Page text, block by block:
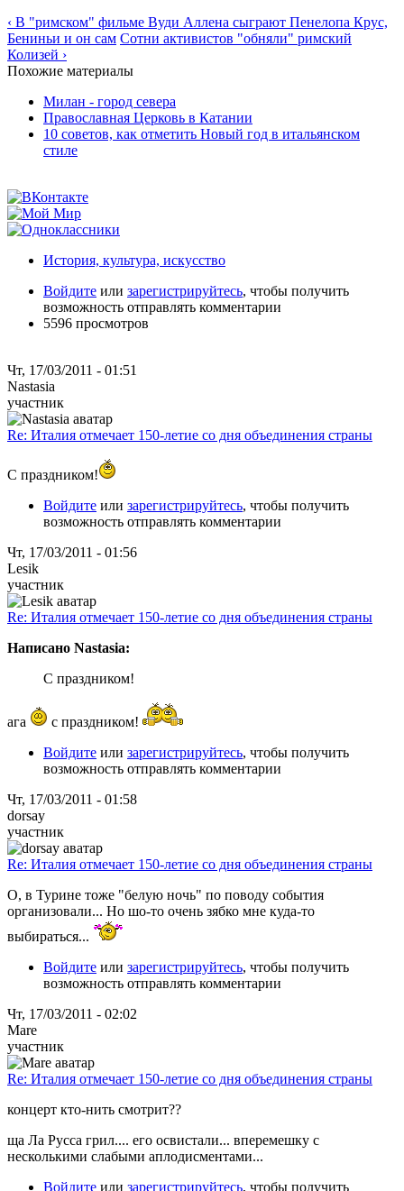
‹ В "римском" фильме Вуди Аллена сыграют Пенелопа Крус,
Бениньи и он сам Сотни активистов "обняли" римский
Колизей ›
Похожие материалы
Милан - город севера
Православная Церковь в Катании
10 советов, как отметить Новый год в итальянском
стиле
История, культура, искусство
Войдите или зарегистрируйтесь, чтобы получить
возможность отправлять комментарии
5596 просмотров
Чт, 17/03/2011 - 01:51
Nastasia
участник
Re: Италия отмечает 150-летие со дня объединения страны
С праздником!
Войдите или зарегистрируйтесь, чтобы получить
возможность отправлять комментарии
Чт, 17/03/2011 - 01:56
Lesik
участник
Re: Италия отмечает 150-летие со дня объединения страны
Написано Nastasia:
С праздником!
ага
с праздником!
Войдите или зарегистрируйтесь, чтобы получить
возможность отправлять комментарии
Чт, 17/03/2011 - 01:58
dorsay
участник
Re: Италия отмечает 150-летие со дня объединения страны
О, в Турине тоже "белую ночь" по поводу события
организовали... Но шо-то очень зябко мне куда-то
выбираться...
Войдите или зарегистрируйтесь, чтобы получить
возможность отправлять комментарии
Чт, 17/03/2011 - 02:02
Mare
участник
Re: Италия отмечает 150-летие со дня объединения страны
концерт кто-нить смотрит??
ща Ла Русса грил.... его освистали... вперемешку с
несколькими слабыми аплодисментами...
Войдите или зарегистрируйтесь, чтобы получить